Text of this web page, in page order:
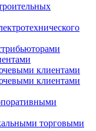
клиентами
клиентами
торговыми